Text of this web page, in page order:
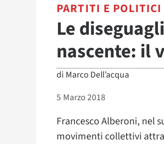
PARTITI E POLITICI
Le
nascente: il
di Marco Dell’acqua
5 Marzo 2018
Francesco Alberoni, nel
movimenti collettivi